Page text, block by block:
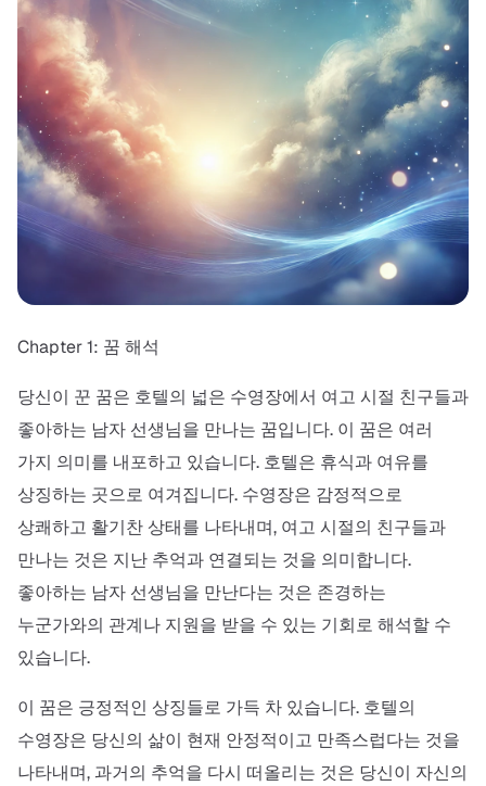
Chapter 1: 꿈 해석
당신이 꾼 꿈은 호텔의 넓은 수영장에서 여고 시절 친구들과
좋아하는 남자 선생님을 만나는 꿈입니다. 이 꿈은 여러
가지 의미를 내포하고 있습니다. 호텔은 휴식과 여유를
상징하는 곳으로 여겨집니다. 수영장은 감정적으로
상쾌하고 활기찬 상태를 나타내며, 여고 시절의 친구들과
만나는 것은 지난 추억과 연결되는 것을 의미합니다.
좋아하는 남자 선생님을 만난다는 것은 존경하는
누군가와의 관계나 지원을 받을 수 있는 기회로 해석할 수
있습니다.
이 꿈은 긍정적인 상징들로 가득 차 있습니다. 호텔의
수영장은 당신의 삶이 현재 안정적이고 만족스럽다는 것을
나타내며, 과거의 추억을 다시 떠올리는 것은 당신이 자신의